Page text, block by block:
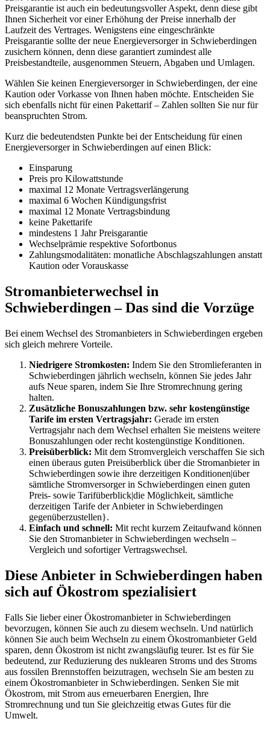
Preisgarantie ist auch ein bedeutungsvoller Aspekt, denn diese gibt
Ihnen Sicherheit vor einer Erhöhung der Preise innerhalb der
Laufzeit des Vertrages. Wenigstens eine eingeschränkte
Preisgarantie sollte der neue Energieversorger in Schwieberdingen
zusichern können, denn diese garantiert zumindest alle
Preisbestandteile, ausgenommen Steuern, Abgaben und Umlagen.
Wählen Sie keinen Energieversorger in Schwieberdingen, der eine
Kaution oder Vorkasse von Ihnen haben möchte. Entscheiden Sie
sich ebenfalls nicht für einen Pakettarif – Zahlen sollten Sie nur für
beanspruchten Strom.
Kurz die bedeutendsten Punkte bei der Entscheidung für einen
Energieversorger in Schwieberdingen auf einen Blick:
Einsparung
Preis pro Kilowattstunde
maximal 12 Monate Vertragsverlängerung
maximal 6 Wochen Kündigungsfrist
maximal 12 Monate Vertragsbindung
keine Pakettarife
mindestens 1 Jahr Preisgarantie
Wechselprämie respektive Sofortbonus
Zahlungsmodalitäten: monatliche Abschlagszahlungen anstatt
Kaution oder Vorauskasse
Stromanbieterwechsel in
Schwieberdingen – Das sind die Vorzüge
Bei einem Wechsel des Stromanbieters in Schwieberdingen ergeben
sich gleich mehrere Vorteile.
Niedrigere Stromkosten: Indem Sie den Stromlieferanten in
Schwieberdingen jährlich wechseln, können Sie jedes Jahr
aufs Neue sparen, indem Sie Ihre Stromrechnung gering
halten.
Zusätzliche Bonuszahlungen bzw. sehr kostengünstige
Tarife im ersten Vertragsjahr: Gerade im ersten
Vertragsjahr nach dem Wechsel erhalten Sie meistens weitere
Bonuszahlungen oder recht kostengünstige Konditionen.
Preisüberblick: Mit dem Stromvergleich verschaffen Sie sich
einen überaus guten Preisüberblick über die Stromanbieter in
Schwieberdingen sowie ihre derzeitigen Konditionen|über
sämtliche Stromversorger in Schwieberdingen einen guten
Preis- sowie Tarifüberblick|die Möglichkeit, sämtliche
derzeitigen Tarife der Anbieter in Schwieberdingen
gegenüberzustellen}.
Einfach und schnell: Mit recht kurzem Zeitaufwand können
Sie den Stromanbieter in Schwieberdingen wechseln –
Vergleich und sofortiger Vertragswechsel.
Diese Anbieter in Schwieberdingen haben
sich auf Ökostrom spezialisiert
Falls Sie lieber einer Ökostromanbieter in Schwieberdingen
bevorzugen, können Sie auch zu diesem wechseln. Und natürlich
können Sie auch beim Wechseln zu einem Ökostromanbieter Geld
sparen, denn Ökostrom ist nicht zwangsläufig teurer. Ist es für Sie
bedeutend, zur Reduzierung des nuklearen Stroms und des Stroms
aus fossilen Brennstoffen beizutragen, wechseln Sie am besten zu
einem Ökostromanbieter in Schwieberdingen. Senken Sie mit
Ökostrom, mit Strom aus erneuerbaren Energien, Ihre
Stromrechnung und tun Sie gleichzeitig etwas Gutes für die
Umwelt.